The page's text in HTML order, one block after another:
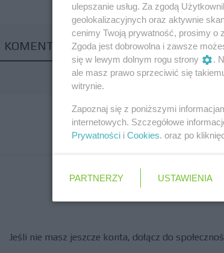
KOMENTARZY
zaloguj się, by pisać
Jeśli nie masz jeszcze konta, dołącz do
ulepszanie usług. Za zgodą
geolokalizacyjnych oraz aktywnie
cenimy Twoją prywatność, prosimy o
Zgoda jest dobrowolna i zawsze
się w lewym dolnym rogu strony
.
ale masz prawo sprzeciwić się
witrynie.
Zapoznaj się z poniższymi
internetowych. Szczegółowe
Prywatności i Cookies. oraz po
PARTNERZY USTAWIENIA